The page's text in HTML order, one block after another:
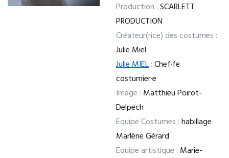
Production :SCARLETT
PRODUCTION
Créateur(rice) des costumes :
Julie Miel
Julie MIEL:Chef·fe
costumier·e
Image : Matthieu Poirot-
Delpech
Equipe Costumes :habillage
Marlène Gérard
Equipe artistique : Marie-